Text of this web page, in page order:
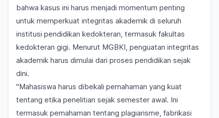
bahwa kasus ini harus menjadi momentum penting
untuk memperkuat integritas akademik di seluruh
institusi pendidikan kedokteran, termasuk fakultas
kedokteran gigi. Menurut MGBKI, penguatan integritas
akademik harus dimulai dari proses pendidikan sejak
dini.
"Mahasiswa harus dibekali pemahaman yang kuat
tentang etika penelitian sejak semester awal. Ini
termasuk pemahaman tentang plagiarisme, fabrikasi